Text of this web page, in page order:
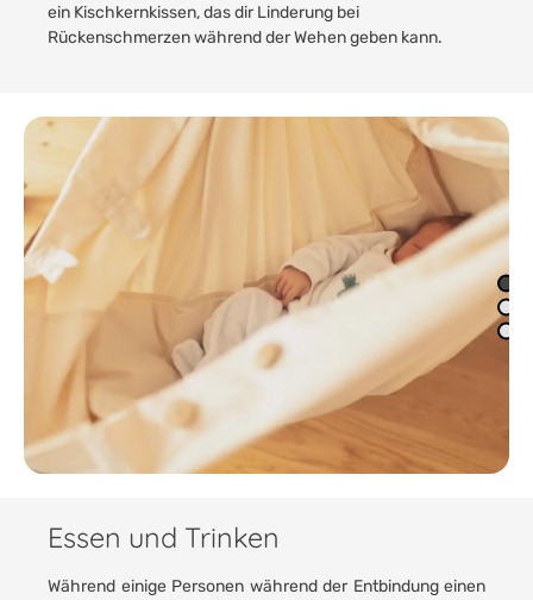
ein Kischkernkissen, das dir Linderung bei
Rückenschmerzen während der Wehen geben kann.
Essen und Trinken
Während einige Personen während der Entbindung einen